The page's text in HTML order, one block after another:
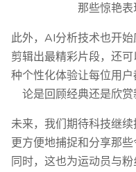
那些惊艳表
此外，AI分析技术也开
剪辑出最精彩片段，还
种个性化体验让每位用
论是回顾经典还是欣赏
未来，我们期待科技继
更方便地捕捉和分享那
同时，这也为运动员与